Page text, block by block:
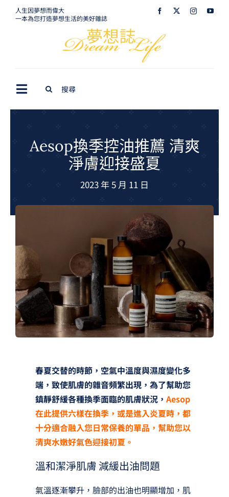
人生因夢想而偉大
一本為您打造夢想生活的美好雜誌
Toggle
Navigation
生活美學
夢想旅遊
GCU大賽
夢想購物
Aesop換季控油推薦 清爽
淨膚迎接盛夏
2023 年 5 月 11 日
春夏交替的時節，空氣中溫度與濕度變化多
端，致使肌膚的雜音頻繁出現，為了幫助您
鎮靜舒緩各種換季面臨的肌膚狀況， Aesop
在此提供六樣在換季，或是進入炎夏時，都
十分適合融入您日常保養的單品，幫助您以
清爽水嫩好氣色迎接初夏。
溫和潔淨肌膚 減緩出油問題
氣溫逐漸攀升，臉部的出油也明顯增加，肌